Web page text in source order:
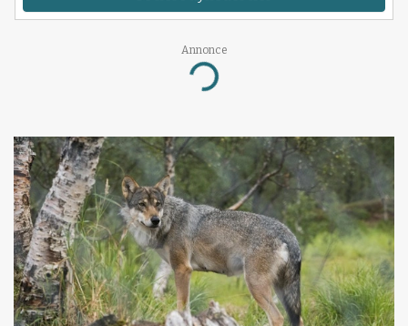
Annonce
Loading...